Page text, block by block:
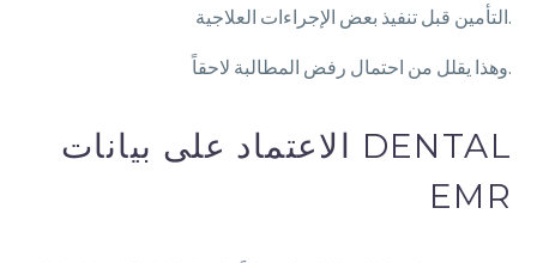
التأمين قبل تنفيذ بعض الإجراءات العلاجية.
وهذا يقلل من احتمال رفض المطالبة لاحقاً.
الاعتماد على بيانات DENTAL
EMR